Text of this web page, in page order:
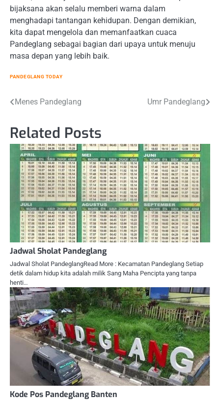
bijaksana akan selalu memberi warna dalam
menghadapi tantangan kehidupan. Dengan demikian,
kita dapat mengelola dan memanfaatkan cuaca
Pandeglang sebagai bagian dari upaya untuk menuju
masa depan yang lebih baik.
PANDEGLANG TODAY
Post
Menes Pandeglang Umr Pandeglang
Related Posts
Jadwal Sholat Pandeglang
Jadwal Sholat PandeglangRead More : Kecamatan Pandeglang Setiap
detik dalam hidup kita adalah milik Sang Maha Pencipta yang tanpa
henti…
Kode Pos Pandeglang Banten